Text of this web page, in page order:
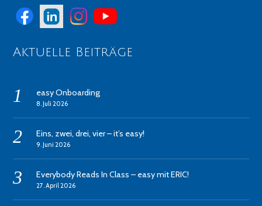
Aktuelle Beiträge
easy Onboarding
8. Juli 2026
Eins, zwei, drei, vier – it’s easy!
9. Juni 2026
Everybody Reads In Class – easy mit ERIC!
27. April 2026